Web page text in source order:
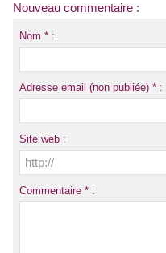
Nouveau commentaire :
Nom * :
Adresse email (non publiée) * :
Site web :
Commentaire * :